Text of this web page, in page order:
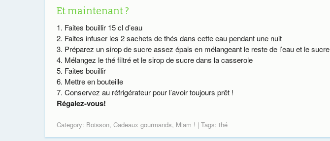
Et maintenant ?
Faites bouillir 15 cl d’eau
Faites infuser les 2 sachets de thés dans cette eau pendant une nuit
Préparez un sirop de sucre assez épais en mélangeant le reste de l’eau et le sucre
Mélangez le thé filtré et le sirop de sucre dans la casserole
Faites bouillir
Mettre en bouteille
Conservez au réfrigérateur pour l’avoir toujours prêt !
Régalez-vous!
Category: Boisson, Cadeaux gourmands, Miam ! | Tags: thé